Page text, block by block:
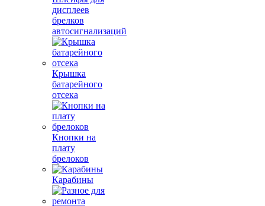
дисплеев
брелков
автосигнализаций
Крышка
батарейного
отсека
Кнопки на
плату
брелоков
Карабины